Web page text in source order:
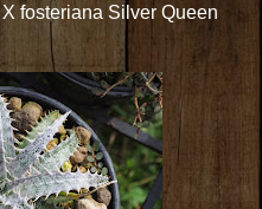
fosteriana Silver Queen